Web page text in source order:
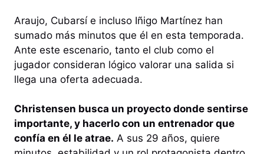
Araujo, Cubarsí e incluso Iñigo Martínez han
sumado más minutos que él en esta temporada.
Ante este escenario, tanto el club como el
jugador consideran lógico valorar una salida si
llega una oferta adecuada.
Christensen busca un proyecto donde sentirse
importante, y hacerlo con un entrenador que
confía en él le atrae. A sus 29 años, quiere